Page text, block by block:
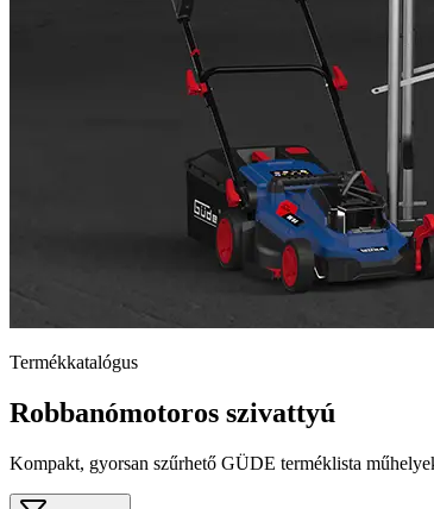
Termékkatalógus
Robbanómotoros szivattyú
Kompakt, gyorsan szűrhető GÜDE terméklista